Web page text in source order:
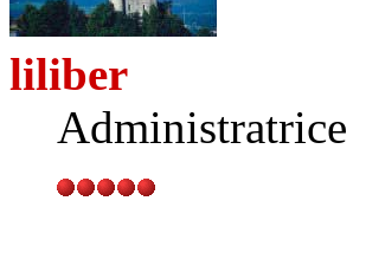
liliber
Administratrice